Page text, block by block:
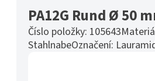
PA12G Rund Ø 50
Číslo položky: 105643
StahlnabeOznačení: